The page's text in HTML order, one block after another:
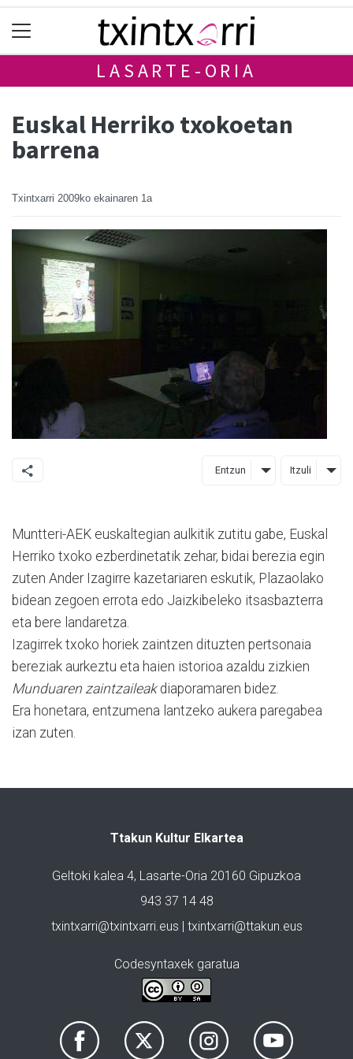
LASARTE-ORIA
Euskal Herriko txokoetan
barrena
Txintxarri 2009ko ekainaren 1a
Entzun Itzuli
Muntteri-AEK euskaltegian aulkitik zutitu gabe, Euskal
Herriko txoko ezberdinetatik zehar, bidai berezia egin
zuten Ander Izagirre kazetariaren eskutik, Plazaolako
bidean zegoen errota edo Jaizkibeleko itsasbazterra
eta bere landaretza.
Izagirrek txoko horiek zaintzen dituzten pertsonaia
bereziak aurkeztu eta haien istorioa azaldu zizkien
Munduaren zaintzaileakdiaporamaren bidez.
Era honetara, entzumena lantzeko aukera paregabea
izan zuten.
Ttakun Kultur Elkartea
Geltoki kalea 4, Lasarte-Oria 20160 Gipuzkoa
943 37 14 48
txintxarri@txintxarri.eus | txintxarri@ttakun.eus
Codesyntaxek garatua